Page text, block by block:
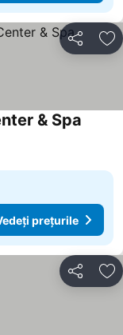
Distribuiți
& Spa
prețurile
Distribuiți